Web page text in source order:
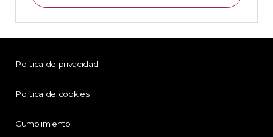
Política de privacidad
Política de cookies
Cumplimiento